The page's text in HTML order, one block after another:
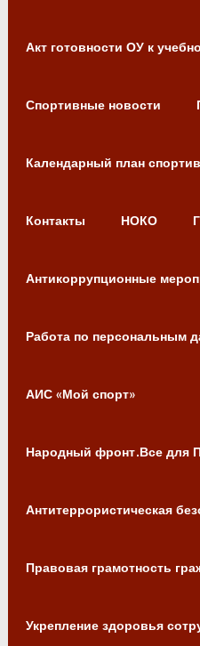
Акт готовности ОУ к
Спортивные новости
Календарный план
Контакты НОКО
Антикоррупционные
Работа по персональным
АИС «Мой спорт»
Народный фронт.Все для
Антитеррористическая
Правовая грамотность
Укрепление здоровья